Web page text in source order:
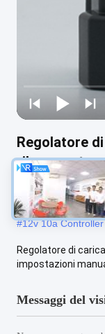
Regolatore
rilevamento
Regolatore
#12v 10a
Regolatore di
impostazioni
Messaggi del